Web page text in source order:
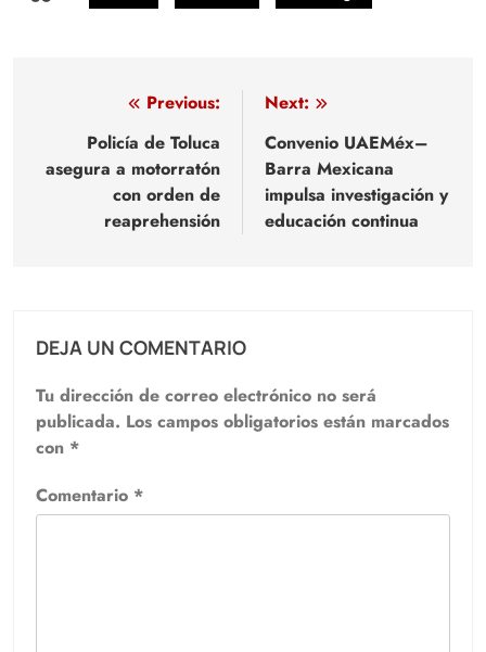
Navegación
entradas
Previous:
Policía de Toluca
asegura a motorratón
con orden de
reaprehensión
Next:
Convenio UAEMéx–
Barra Mexicana
impulsa investigación y
educación continua
DEJA UN COMENTARIO
Tu dirección de correo electrónico no será
publicada. Los campos obligatorios están marcados
con *
Comentario *